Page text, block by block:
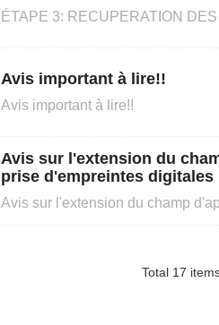
ÉTAPE 3: RECUPERATION DES PASSEPORTS Chr(s) candidat(s),
pour toutes les catgo
Avis important à lire!!
Avis important à lire!!
Avis sur l'extension du
prise d'empreintes
Avis sur l'extension du champ
Total 17